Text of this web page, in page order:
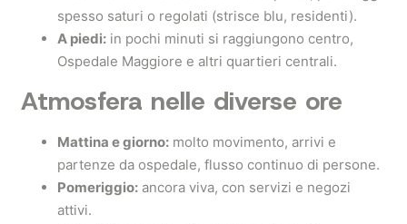
spesso saturi o regolati (strisce blu, residenti).
A piedi: in pochi minuti si raggiungono centro,
Ospedale Maggiore e altri quartieri centrali.
Atmosfera nelle diverse ore
Mattina e giorno: molto movimento, arrivi e
partenze da ospedale, flusso continuo di persone.
Pomeriggio: ancora viva, con servizi e negozi
attivi.